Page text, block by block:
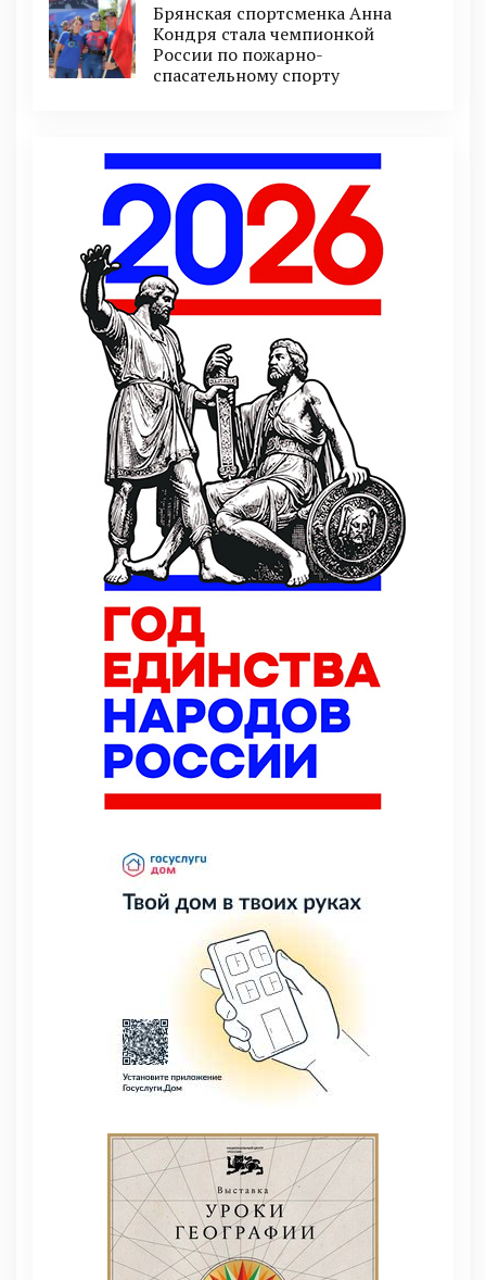
Брянская спортсменка Анна
Кондря стала чемпионкой
России по пожарно-
спасательному спорту